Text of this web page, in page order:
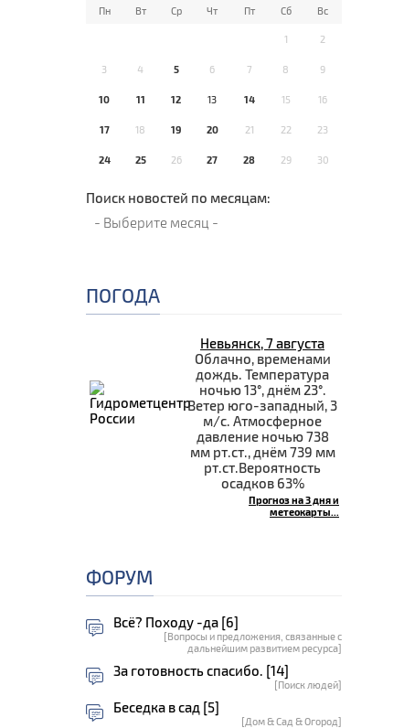
Пн Вт Ср Чт Пт Сб Вс
1 2
3 4 5 6 7 8 9
10 11 12 13 14 15 16
17 18 19 20 21 22 23
24 25 26 27 28 29 30
Поиск новостей по месяцам:
ПОГОДА
Невьянск, 7 августа
Облачно, временами
дождь. Температура
ночью 13°, днём 23°.
Ветер юго-западный, 3
м/с. Атмосферное
давление ночью 738
мм рт.ст., днём 739 мм
рт.ст.Вероятность
осадков 63%
Прогноз на 3 дня и
метеокарты...
ФОРУМ
Всё? Походу -да [6]
[Вопросы и предложения, связанные с
дальнейшим развитием ресурса]
За готовность спасибо. [14]
[Поиск людей]
Беседка в сад [5]
[Дом & Сад & Огород]